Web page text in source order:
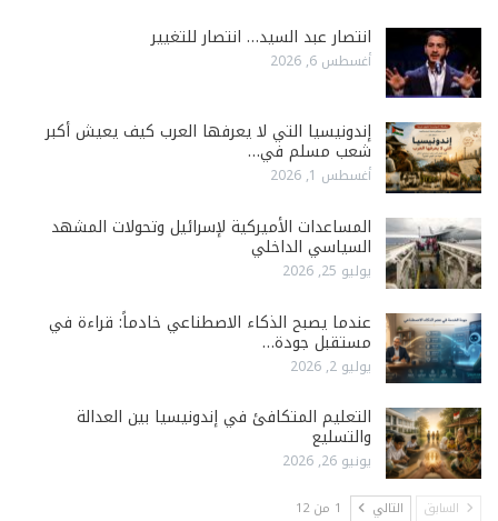
انتصار عبد السيد… انتصار للتغيير
أغسطس 6, 2026
إندونيسيا التي لا يعرفها العرب كيف يعيش أكبر
شعب مسلم في…
أغسطس 1, 2026
المساعدات الأميركية لإسرائيل وتحولات المشهد
السياسي الداخلي
يوليو 25, 2026
عندما يصبح الذكاء الاصطناعي خادماً: قراءة في
مستقبل جودة…
يوليو 2, 2026
التعليم المتكافئ في إندونيسيا بين العدالة
والتسليع
يونيو 26, 2026
السابق التالي 1 من 12